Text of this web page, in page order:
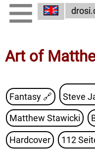
Art of
Fantasy 🔗 Steve
Matthew Stawicki
Hardcover 112